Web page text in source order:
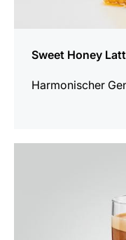
Sweet Honey
Harmonischer